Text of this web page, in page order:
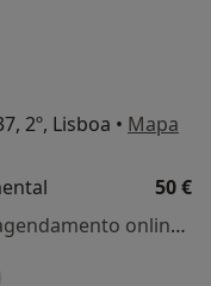
2º, Lisboa • Mapa
50 €
Esse especialista não oferece agendamento online para esse endereço.